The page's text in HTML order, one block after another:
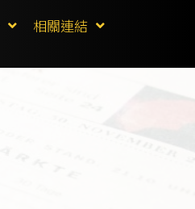
相關連結